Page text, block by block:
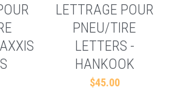
LETTRAGE POUR
PNEU/TIRE
LETTERS -
HANKOOK
$45.00